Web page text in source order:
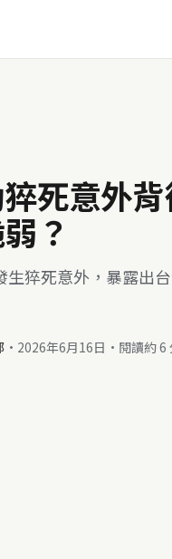
死意外
？
生猝死意外，暴露出
· 2026年6月16日 · 閱讀約 6